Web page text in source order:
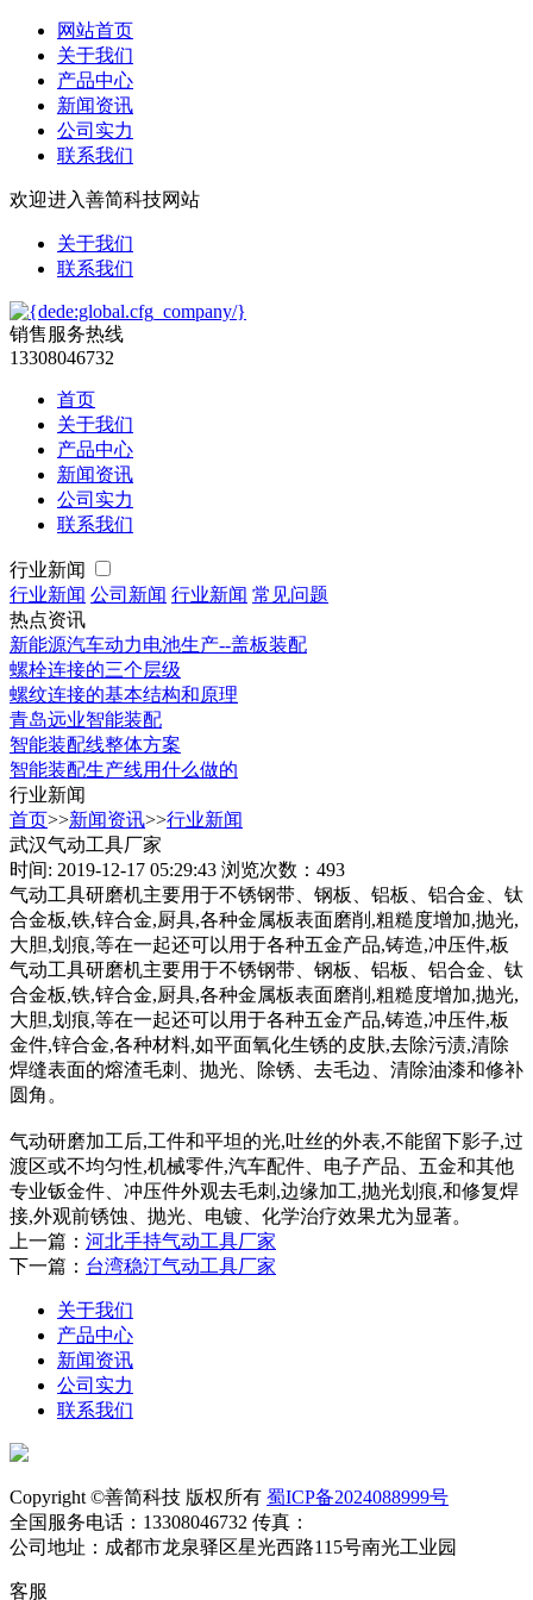
网站首页
关于我们
产品中心
新闻资讯
公司实力
联系我们
欢迎进入善简科技网站
关于我们
联系我们
销售服务热线
13308046732
首页
关于我们
产品中心
新闻资讯
公司实力
联系我们
行业新闻
行业新闻 公司新闻 行业新闻 常见问题
热点资讯
新能源汽车动力电池生产--盖板装配
螺栓连接的三个层级
螺纹连接的基本结构和原理
青岛远业智能装配
智能装配线整体方案
智能装配生产线用什么做的
行业新闻
首页>>新闻资讯>>行业新闻
武汉气动工具厂家
时间: 2019-12-17 05:29:43 浏览次数：493
气动工具研磨机主要用于不锈钢带、钢板、铝板、铝合金、钛
合金板,铁,锌合金,厨具,各种金属板表面磨削,粗糙度增加,抛光,
大胆,划痕,等在一起还可以用于各种五金产品,铸造,冲压件,板
气动工具研磨机主要用于不锈钢带、钢板、铝板、铝合金、钛
合金板,铁,锌合金,厨具,各种金属板表面磨削,粗糙度增加,抛光,
大胆,划痕,等在一起还可以用于各种五金产品,铸造,冲压件,板
金件,锌合金,各种材料,如平面氧化生锈的皮肤,去除污渍,清除
焊缝表面的熔渣毛刺、抛光、除锈、去毛边、清除油漆和修补
圆角。
气动研磨加工后,工件和平坦的光,吐丝的外表,不能留下影子,过
渡区或不均匀性,机械零件,汽车配件、电子产品、五金和其他
专业钣金件、冲压件外观去毛刺,边缘加工,抛光划痕,和修复焊
接,外观前锈蚀、抛光、电镀、化学治疗效果尤为显著。
上一篇： 河北手持气动工具厂家
下一篇： 台湾稳汀气动工具厂家
关于我们
产品中心
新闻资讯
公司实力
联系我们
Copyright ©善简科技 版权所有 蜀ICP备2024088999号
全国服务电话：13308046732 传真：
公司地址：成都市龙泉驿区星光西路115号南光工业园
客服